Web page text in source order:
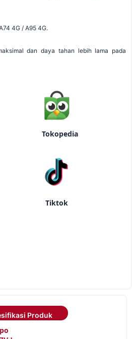
4G / A95 4G.
dan daya tahan lebih lama pada
Tokopedia
Tiktok
Produk